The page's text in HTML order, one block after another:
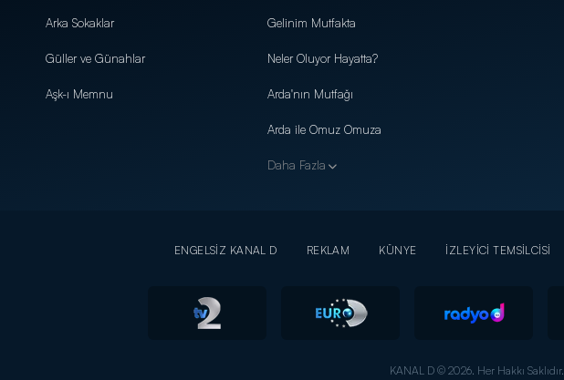
Arka Sokaklar
Güller ve Günahlar
Aşk-ı Memnu
Gelinim Mutfakta
Neler Oluyor Hayatta?
Arda'nın Mutfağı
Arda ile Omuz Omuza
Daha Fazla
ENGELSİZ KANAL D REKLAM KÜNYE İZLEYİCİ TEMSİLCİSİ
KANAL D © 2026. Her Hakkı Saklıdır.